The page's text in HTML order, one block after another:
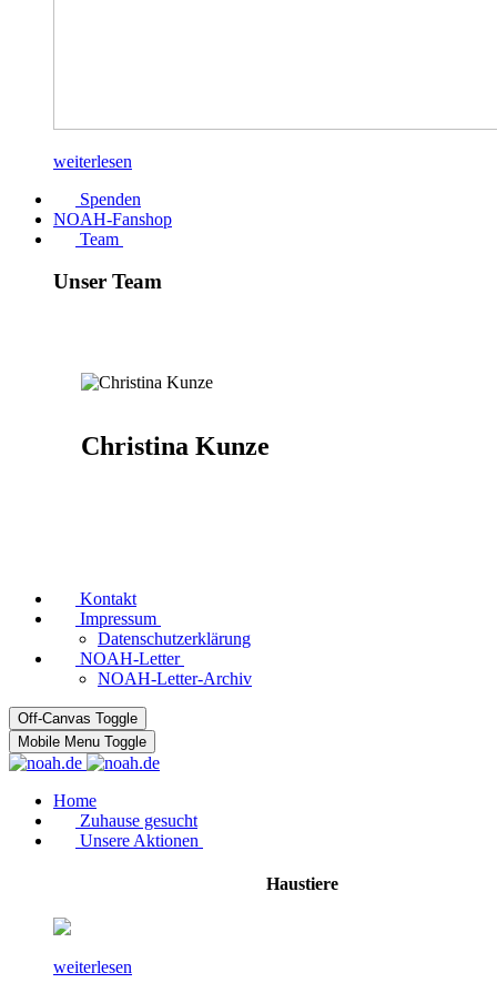
weiterlesen
Spenden
NOAH-Fanshop
Team
Unser Team
Christina Kunze
Kontakt
Impressum
Datenschutzerklärung
NOAH-Letter
NOAH-Letter-Archiv
Off-Canvas Toggle
Mobile Menu Toggle
Home
Zuhause gesucht
Unsere Aktionen
Haustiere
weiterlesen